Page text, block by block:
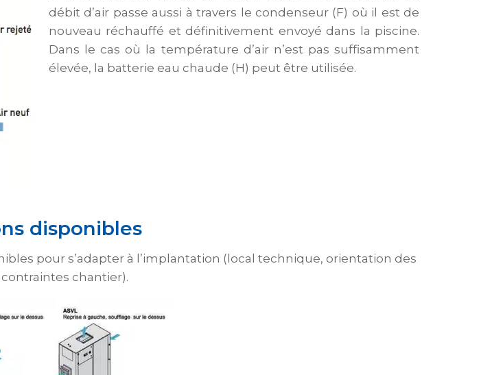
débit d’air passe aussi à travers le condenseur (F) où il est de
nouveau réchauffé et définitivement envoyé dans la piscine.
Dans le cas où la température d’air n’est pas suffisamment
élevée, la batterie eau chaude (H) peut être utilisée.
disponibles
pour s’adapter à l’implantation (local technique, orientation des
chantier).